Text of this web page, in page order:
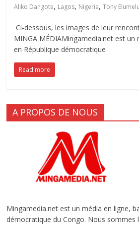
Aliko Dangote, Lagos, Nigeria,Tony Elumelu
Ci-dessous, les images de leur
MINGA MÉDIAMingamedia.net est un
en République démocratique
Read more
A PROPOS DE NOUS
Mingamedia.net est un média en ligne,
démocratique du Congo. Nous sommes